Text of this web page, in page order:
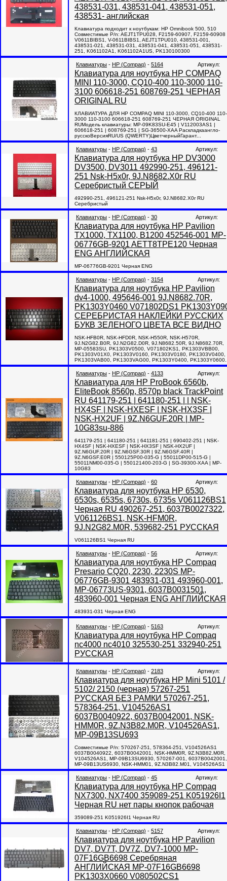
438531-031, 438531-041, 438531-051,
438531- английская
Клавиатура подходит к ноутбукам: HP Omnibook 500, 510
Совместимые P/n: AEJT1TPU028, F2159-60907, F2159-60908
V0611BIBS1, V-0611BIBS1, AEJT1TPU010, 438531-001,
438531-021, 438531-031, 438531-041, 438531-051, 438531-
251, K061102A1, K061102A1US, PK130100300
Клавиатуры - HP (Compaq) - 5164 Артикул:
Клавиатура для ноутбука HP COMPAQ
MINI 110-3000, CQ10-400 110-3000 110-
3100 606618-251 608769-251 ЧЕРНАЯ
ORIGINAL RU
КЛАВИАТУРА ДЛЯ HP COMPAQ MINI 110-3000, CQ10-400 110-
3000 110-3100 606618-251 608769-251 ЧЕРНАЯ ORIGINAL
RUМодель клавиатуры: MP-09K83SU-E45 | V112003AS1 |
606618-251 | 608769-251 | SG-36500-XAA Раскладкаангло-
русскоВерсияRU/US (QWERTY)ЦветчерныйГарант...
Клавиатуры - HP (Compaq) - 43 Артикул:
Клавиатура для ноутбука HP DV3000
DV3500, DV3011 492990-251, 496121-
251 Nsk-H5x0r, 9J.N8682.X0r RU
Серебристый СЕРЫЙ
492990-251, 496121-251 Nsk-H5x0r, 9J.N8682.X0r RU
Серебристый
Клавиатуры - HP (Compaq) - 30 Артикул:
Клавиатура для ноутбука HP Pavilion
TX1000, TX1100, B1200 452546-001 MP-
06776GB-9201 AETT8TPE120 Черная
ENG АНГЛИЙСКАЯ
MP-06776GB-9201 Черная ENG
Клавиатуры - HP (Compaq) - 3154 Артикул:
Клавиатура для ноутбука HP Pavilion
dv4-1000, 495646-001 9J.N8682.70R,
PK1303Y0460 V071802DS1
СЕРЕБРИСТАЯ НАКЛЕЙКИ РУССКИХ
БУКВ ЗЕЛЕНОГО ЦВЕТА ВСЕ ВИДНО
NSK-HFB0R, NSK-HFD0R, NSK-H550R, NSK-H570R,
9J.N2G82.B0R, 9J.N2G82.D0R, 9J.N8682.50R, 9J.N8682.70R,
MP-05583SU, PK1303V0500, V071802KS1, PK1303VBB00,
PK1303V01X0, PK1303V0160, PK1303V0180, PK1303V0400,
PK1303VAB00, PK1303VAG00, PK1303Y0400,
Клавиатуры - HP (Compaq) - 4133 Артикул:
Клавиатура для HP ProBook 6560b,
EliteBook 8560p, 8570p black TrackPoint
RU 641179-251 | 641180-251 | | NSK-
HX4SF | NSK-HXESF | NSK-HX3SF |
NSK-HX2UF | 9Z.N6GUF.20R | MP-
10G83su-886
641179-251 | 641180-251 | 641181-251 | 690402-251 | NSK-
HX4SF | NSK-HXESF | NSK-HX3SF | NSK-HX2UF |
9Z.N6GUF.20R | 9Z.N6GSF.30R | 9Z.N6GSF.40R |
9Z.N6GSF.E0R | 550125P00-035-G | 55011DP00-515-G |
55011NM00-035-G | 550121400-203-G | SG-39300-XAA | MP-
10G83
Клавиатуры - HP (Compaq) - 60 Артикул:
Клавиатура для ноутбука HP 6530,
6530s, 6535s, 6730s, 6735s V061126BS1
Черная RU 490267-251, 6037B0027322,
V061126BS1, NSK-HFM0R,
9J.N2G82.M0R, 539682-251 РУССКАЯ
V061126BS1 Черная RU
Клавиатуры - HP (Compaq) - 56 Артикул:
Клавиатура для ноутбука HP Compaq
Presario CQ20, 2230, 2230S MP-
06776GB-9301 483931-031 493960-001,
MP-06773US-9301, 6037B0031501,
483960-001 Черная ENG АНГЛИЙСКАЯ
483931-031 Черная ENG
Клавиатуры - HP (Compaq) - 5163 Артикул:
Клавиатура для ноутбука HP Compaq
nc4000 nc4010 325530-251 332940-251
РУССКАЯ
Клавиатуры - HP (Compaq) - 2183 Артикул:
Клавиатура для ноутбука HP Mini 5101 /
5102/ 2150 (черная) 57267-251
РУССКАЯ БЕЗ РАМКИ 570267-251,
578364-251, V104526AS1
6037B0040922, 6037B0042001, NSK-
HMM0R, 9Z.N3B82.M0R, V104526AS1,
MP-09B13SU693
Совместимые P/n: 570267-251, 578364-251, V104526AS1
6037B0040922, 6037B0042001, NSK-HMM0R, 9Z.N3B82.M0R,
V104526AS1, MP-09B13SU6930, 570267-001, 6037B0042001,
MP-09B13US6930, NSK-HMM01, 9Z.N3B82.M01, V104526AS1
Клавиатуры - HP (Compaq) - 45 Артикул:
Клавиатура для ноутбука HP Compaq
NX7300, NX7400 359089-251 K051926I1
Черная RU нет пары кнопок рабочая
359089-251 K051926I1 Черная RU
Клавиатуры - HP (Compaq) - 5157 Артикул:
Клавиатура для ноутбука HP Pavilion
DV7, DV7T, DV7Z, DV7-1000 MP-
07F16GB6698 Серебряная
АНГЛИЙСКАЯ MP-07F16GB6698
PK1303X0660 V080502CS1